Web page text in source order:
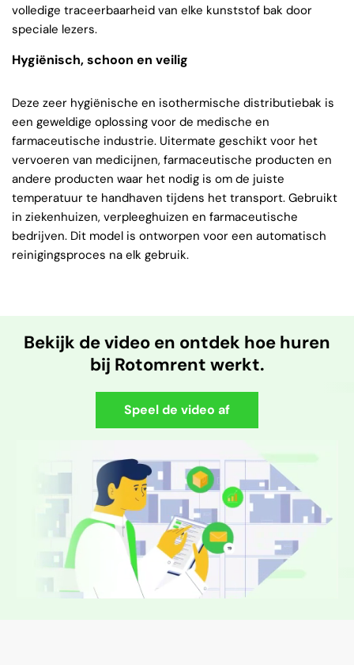
volledige traceerbaarheid van elke kunststof bak door
speciale lezers.
Hygiënisch, schoon en veilig
Deze zeer hygiënische en isothermische distributiebak is
een geweldige oplossing voor de medische en
farmaceutische industrie. Uitermate geschikt voor het
vervoeren van medicijnen, farmaceutische producten en
andere producten waar het nodig is om de juiste
temperatuur te handhaven tijdens het transport. Gebruikt
in ziekenhuizen, verpleeghuizen en farmaceutische
bedrijven. Dit model is ontworpen voor een automatisch
reinigingsproces na elk gebruik.
Bekijk de video en ontdek hoe huren
bij Rotomrent werkt.
Speel de video af